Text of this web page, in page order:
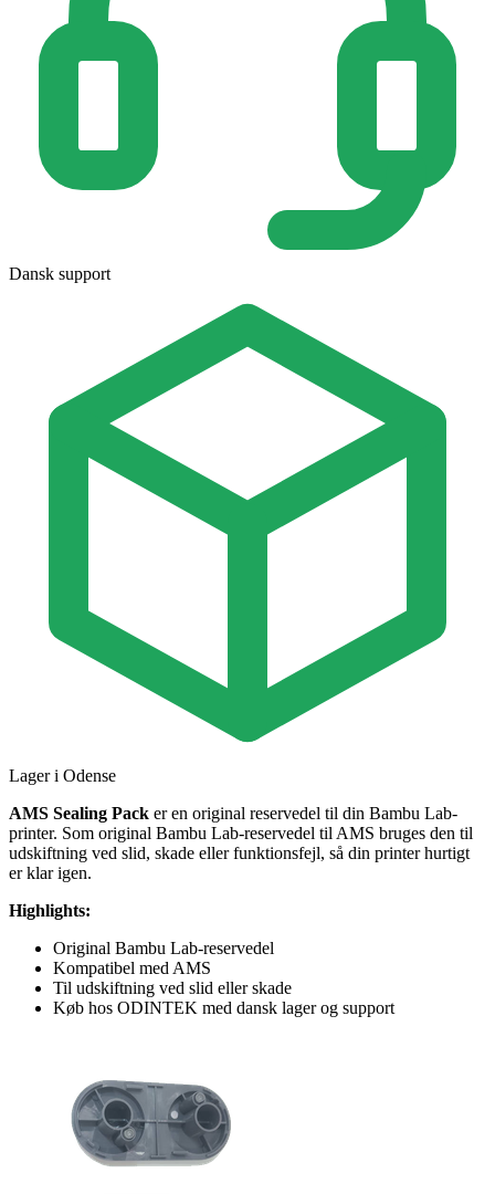
Dansk support
Lager i Odense
AMS Sealing Pack er en original reservedel til din Bambu Lab-
printer. Som original Bambu Lab-reservedel til AMS bruges den til
udskiftning ved slid, skade eller funktionsfejl, så din printer hurtigt
er klar igen.
Highlights:
Original Bambu Lab-reservedel
Kompatibel med AMS
Til udskiftning ved slid eller skade
Køb hos ODINTEK med dansk lager og support